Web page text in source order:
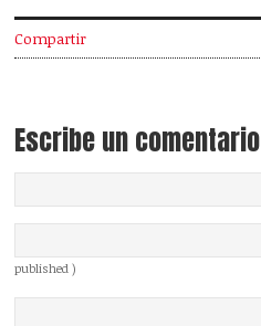
Compartir
Escribe un comentario
published )